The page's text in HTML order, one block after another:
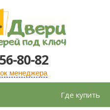
80-82
менеджера
Где купить